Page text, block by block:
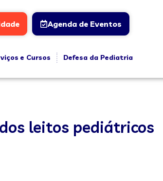
Agenda de Eventos
e Cursos
Defesa da Pediatria
leitos pediátricos